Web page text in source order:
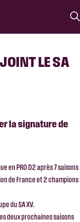
LE SA
la signature de
en PRO D2 après 7 saisons
de France et 2 champions
du SA XV.
deux prochaines saisons